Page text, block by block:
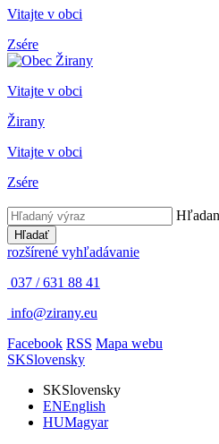
Vitajte v obci
Zsére
Vitajte v obci
Žirany
Vitajte v obci
Zsére
Hľadať
rozšírené vyhľadávanie
037 / 631 88 41
info@zirany.eu
Facebook RSS Mapa webu
SKSlovensky
SKSlovensky
ENEnglish
HUMagyar